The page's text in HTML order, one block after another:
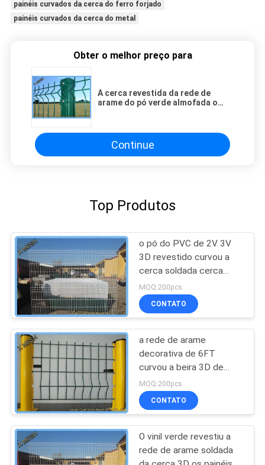
painéis curvados da cerca do ferro forjado
painéis curvados da cerca do metal
Obter o melhor preço para
A cerca revestida da rede de
arame do pó verde almofada o
Continue
Top Produtos
o pó do PVC de 2V 3V
3D revestido curvou a
cerca soldada cerca
50*200mm da rede de
arame do metal
MOQ:200pcs
CONTATO
a rede de arame
decorativa de 6FT
curvou a beira 3D de
nylon revestida vinil do
verde da cerca do metal
MOQ:200pcs
CONTATO
O vinil verde revestiu a
rede de arame soldada